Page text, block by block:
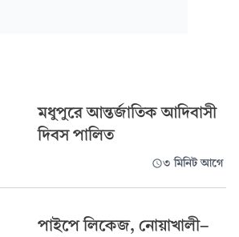
মধুপুরে আন্তর্জাতিক আদিবাসী
দিবস পালিত
৩ মিনিট আগে
পাইপে লিকেজ, নোয়াখালী-